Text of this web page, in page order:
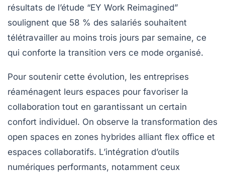
résultats de l’étude “EY Work Reimagined”
soulignent que 58 % des salariés souhaitent
télétravailler au moins trois jours par semaine, ce
qui conforte la transition vers ce mode organisé.
Pour soutenir cette évolution, les entreprises
réaménagent leurs espaces pour favoriser la
collaboration tout en garantissant un certain
confort individuel. On observe la transformation des
open spaces en zones hybrides alliant flex office et
espaces collaboratifs. L’intégration d’outils
numériques performants, notamment ceux